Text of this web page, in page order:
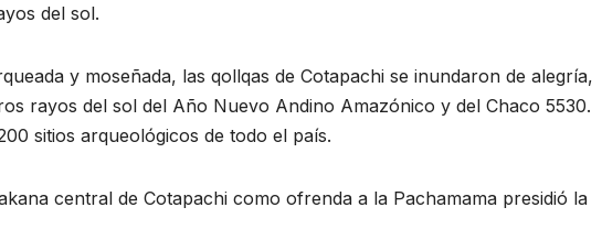
del sol.
y moseñada, las qollqas de Cotapachi se inundaron de alegría,
rayos del sol del Año Nuevo Andino Amazónico y del Chaco 5530.
sitios arqueológicos de todo el país.
central de Cotapachi como ofrenda a la Pachamama presidió la